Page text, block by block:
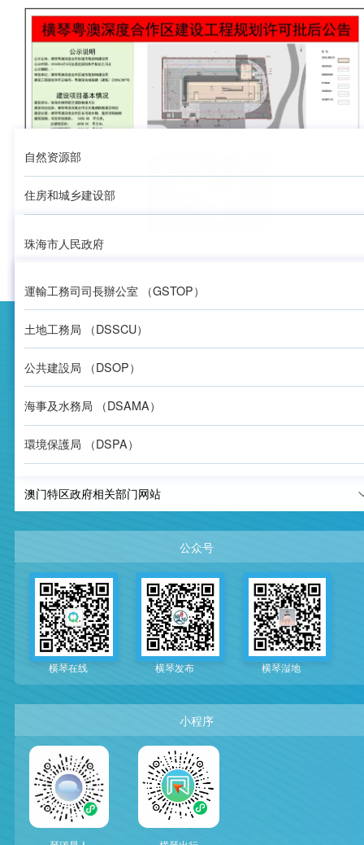
友情链接
上级主管部门网站
自然资源部
住房和城乡建设部
广东省自然资源厅
广东省住房和城乡建设厅
广东省交通运输厅
广东省生态环境厅
珠海政府相关部门网站
珠海市人民政府
自然资源局
住房和城乡建设局
生态环境局
合作区政府相关部门
横琴粤澳深度合作区
民生事务局
发展改革和统计局
金融发展局
澳门特区政府相关部门网站
運輸工務司司長辦公室 （GSTOP）
土地工務局 （DSSCU）
公共建設局 （DSOP）
海事及水務局 （DSAMA）
環境保護局 （DSPA）
郵電局 （CTT）
房屋局 （IH）
地圖繪製暨地籍局 （DSCC）
地球物理暨氣象局 （SMG）
公众号
横琴在线 横琴发布 横琴湿地
小程序